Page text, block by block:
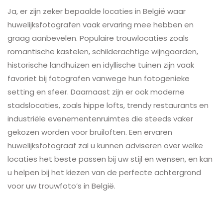
Ja, er zijn zeker bepaalde locaties in België waar
huwelijksfotografen vaak ervaring mee hebben en
graag aanbevelen. Populaire trouwlocaties zoals
romantische kastelen, schilderachtige wijngaarden,
historische landhuizen en idyllische tuinen zijn vaak
favoriet bij fotografen vanwege hun fotogenieke
setting en sfeer. Daarnaast zijn er ook moderne
stadslocaties, zoals hippe lofts, trendy restaurants en
industriële evenementenruimtes die steeds vaker
gekozen worden voor bruiloften. Een ervaren
huwelijksfotograaf zal u kunnen adviseren over welke
locaties het beste passen bij uw stijl en wensen, en kan
u helpen bij het kiezen van de perfecte achtergrond
voor uw trouwfoto’s in België.